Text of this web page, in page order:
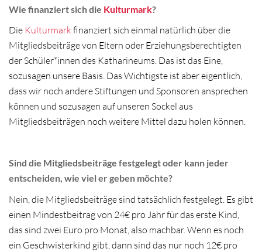
Wie finanziert sich die Kulturmark?
Die Kulturmarkfinanziert sich einmal natürlich über die
Mitgliedsbeiträge von Eltern oder Erziehungsberechtigten
der Schüler*innen des Katharineums. Das ist das Eine,
sozusagen unsere Basis. Das Wichtigste ist aber eigentlich,
dass wir noch andere Stiftungen und Sponsoren ansprechen
können und sozusagen auf unseren Sockel aus
Mitgliedsbeiträgen noch weitere Mittel dazu holen können.
Sind die Mitgliedsbeiträge festgelegt oder kann jeder
entscheiden, wie viel er geben möchte?
Nein, die Mitgliedsbeiträge sind tatsächlich festgelegt. Es gibt
einen Mindestbeitrag von 24€ pro Jahr für das erste Kind,
das sind zwei Euro pro Monat, also machbar. Wenn es noch
ein Geschwisterkind gibt, dann sind das nur noch 12€ pro